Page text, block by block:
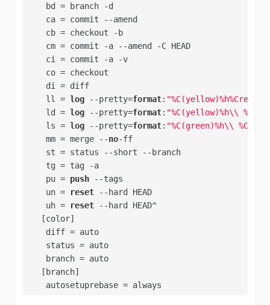
    bd = branch -d
    ca = commit --amend
    cb = checkout -b
    cm = commit -a --amend -C HEAD
    ci = commit -a -v
    co = checkout
    di = diff
    ll =
log --pretty=format:
    ld =
log --pretty=format: "%C(yellow)%h\\
    ls =
log --pretty=format: "%C(green)%h\\
    mm = merge --
no-ff
    st = status --short --branch
    tg = tag -a
    pu =
push --tags
    un =
reset --hard HEAD
    uh =
reset --hard HEAD^
   [color]
    diff = auto
    status = auto
    branch = auto
   [branch]
    autosetuprebase = always